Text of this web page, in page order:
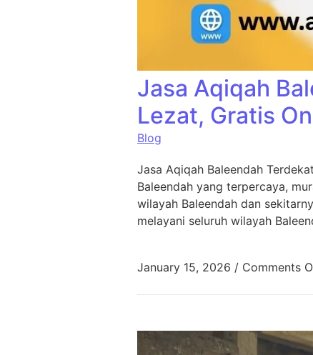
Jasa Aqiqah
Lezat, Gratis
Blog
Jasa Aqiqah Baleendah
Baleendah yang terpercaya,
wilayah Baleendah dan
melayani seluruh wilayah
January 15, 2026 / Comments